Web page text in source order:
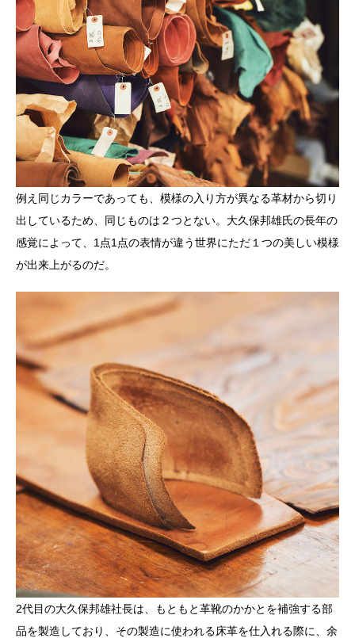
例え同じカラーであっても、模様の入り方が異なる革材から切り
出しているため、同じものは２つとない。大久保邦雄氏の長年の
感覚によって、1点1点の表情が違う世界にただ１つの美しい模様
が出来上がるのだ。
2代目の大久保邦雄社長は、もともと革靴のかかとを補強する部
品を製造しており、その製造に使われる床革を仕入れる際に、余